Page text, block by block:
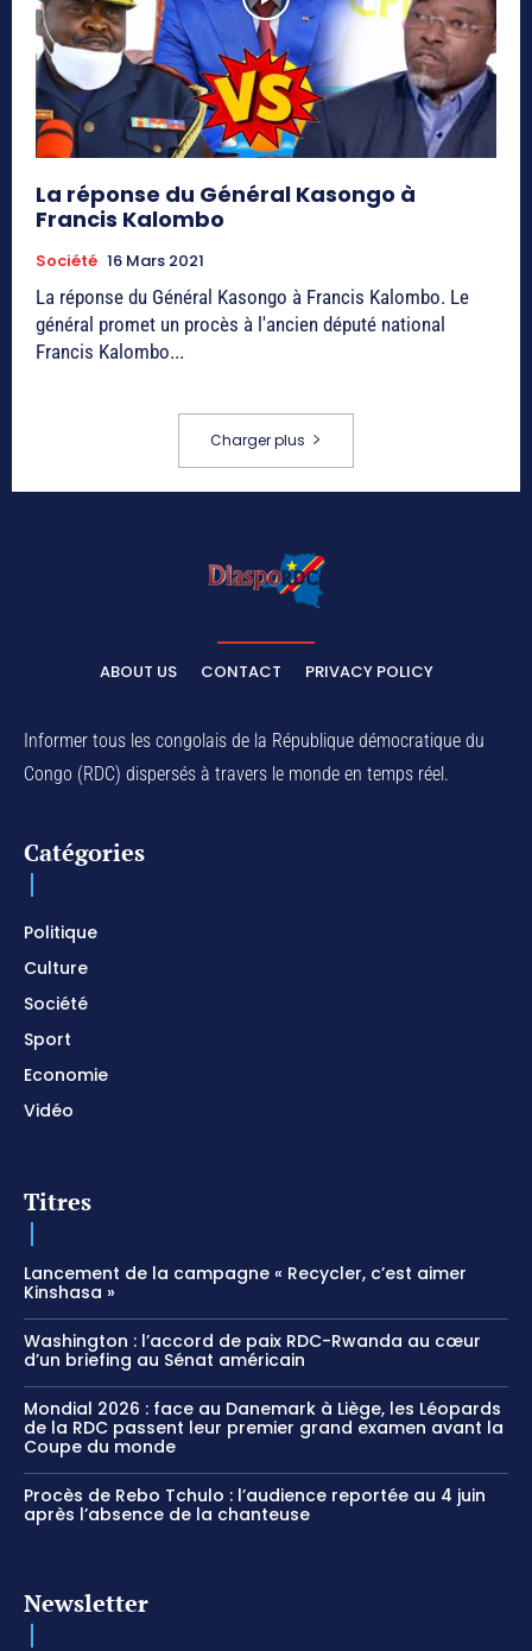
La réponse du Général Kasongo à
Francis Kalombo
Société 16 Mars 2021
La réponse du Général Kasongo à Francis Kalombo. Le
général promet un procès à l'ancien député national
Francis Kalombo...
Charger plus
ABOUT US CONTACT PRIVACY POLICY
Informer tous les congolais de la République démocratique du
Congo (RDC) dispersés à travers le monde en temps réel.
Catégories
Politique
Culture
Société
Sport
Economie
Vidéo
Titres
Lancement de la campagne « Recycler, c’est aimer
Kinshasa »
Washington : l’accord de paix RDC-Rwanda au cœur
d’un briefing au Sénat américain
Mondial 2026 : face au Danemark à Liège, les Léopards
de la RDC passent leur premier grand examen avant la
Coupe du monde
Procès de Rebo Tchulo : l’audience reportée au 4 juin
après l’absence de la chanteuse
Newsletter